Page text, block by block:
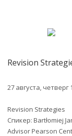
Revision
27 августа, четверг
Revision Strategies
Спикер: Bartłomiej
Advisor Pearson